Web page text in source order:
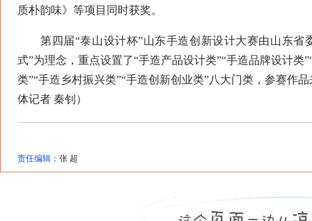
质朴韵味》等项目同时获奖。
第四届“泰山设计杯”山东手造创新设计大赛由山东省
式”为理念，重点设置了“手造产品设计类”“手造品牌设计类
类”“手造乡村振兴类”“手造创新创业类”八大门类，参赛作
体记者 秦钊）
责任编辑： 张 超